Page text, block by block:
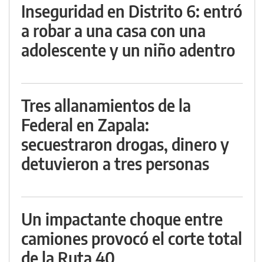
Inseguridad en Distrito 6: entró
a robar a una casa con una
adolescente y un niño adentro
Tres allanamientos de la
Federal en Zapala:
secuestraron drogas, dinero y
detuvieron a tres personas
Un impactante choque entre
camiones provocó el corte total
de la Ruta 40